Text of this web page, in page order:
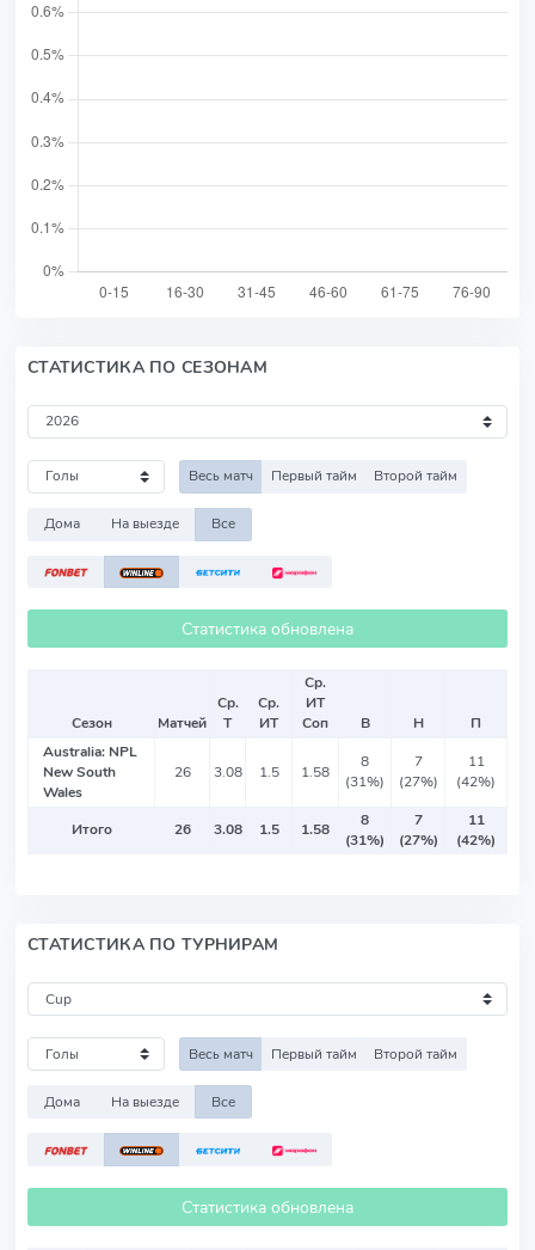
СТАТИСТИКА ПО СЕЗОНАМ
Весь матч Первый тайм Второй тайм
Дома На выезде Все
Статистика обновлена
Сезон Матчей
Ср.
Т
Ср.
ИТ
Ср.
ИТ
Соп
В Н
П
Australia: NPL
New South
Wales
26 3.08 1.5 1.58
8
(31%)
7
(27%)
11
(42%)
Итого 26 3.08 1.5 1.58
8
(31%)
7
(27%)
11
(42%)
СТАТИСТИКА ПО ТУРНИРАМ
Весь матч Первый тайм Второй тайм
Дома На выезде Все
Статистика обновлена